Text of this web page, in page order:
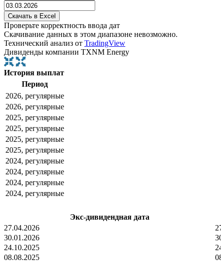
Проверьте корректность ввода дат
Скачивание данных в этом диапазоне невозможно.
Технический анализ от TradingView
Дивиденды компании TXNM Energy
История выплат
Период
2026, регулярные
2026, регулярные
2025, регулярные
2025, регулярные
2025, регулярные
2025, регулярные
2024, регулярные
2024, регулярные
2024, регулярные
2024, регулярные
Экс-дивидендная дата
27.04.2026
30.01.2026
24.10.2025
08.08.2025